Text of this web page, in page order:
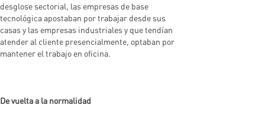
desglose sectorial, las empresas de base
tecnológica apostaban por trabajar desde sus
casas y las empresas industriales y que tendían
atender al cliente presencialmente, optaban por
mantener el trabajo en oficina.
De vuelta a la normalidad